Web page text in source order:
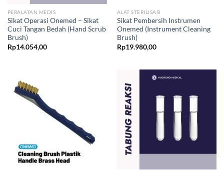
PERALATAN MEDIS
Sikat Operasi Onemed – Sikat
Cuci Tangan Bedah (Hand Scrub
Brush)
Rp14.054,00
ALAT STERILISASI
Sikat Pembersih Instrumen
Onemed (Instrument Cleaning
Brush)
Rp19.980,00